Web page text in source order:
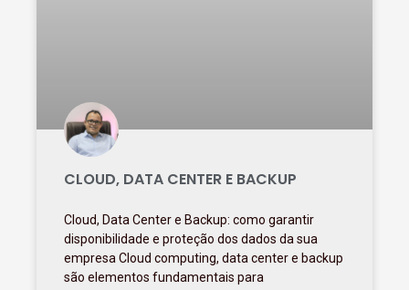
CLOUD, DATA CENTER E BACKUP
Cloud, Data Center e Backup: como garantir
disponibilidade e proteção dos dados da sua
empresa Cloud computing, data center e backup
são elementos fundamentais para